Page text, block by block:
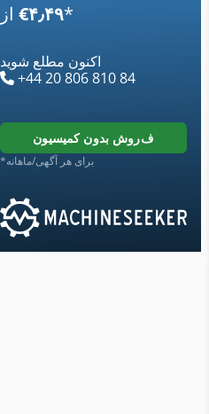
‎€۴٫۴۹*
اکنون مطلع شوید
+44 20 806 810 84
فروش بدون کمیسیون
*برای هر آگهی/ماهانه